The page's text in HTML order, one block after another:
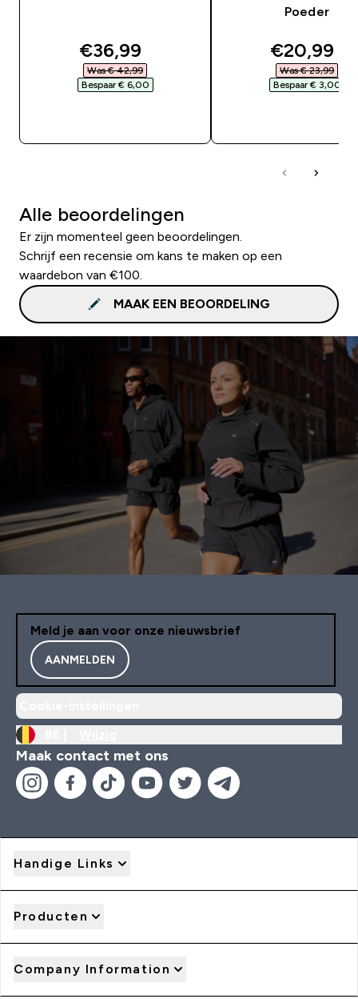
discounted price
€36,99‎
Was € 42,99‎
Bespaar € 6,00‎
Poeder
€20,99‎
Was € 23,99‎
Bespaar € 3,00‎
Alle beoordelingen
Er zijn momenteel geen beoordelingen.
Schrijf een recensie om kans te maken op een
waardebon van €100.
MAAK EEN BEOORDELING
Meld je aan voor onze nieuwsbrief
AANMELDEN
Maak contact met ons
Handige Links
Producten
Company Information